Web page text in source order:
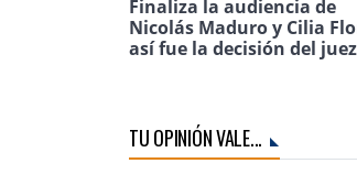
Finaliza la audiencia de
Nicolás Maduro y Cilia
así fue la decisión del juez
TU OPINIÓN VALE...